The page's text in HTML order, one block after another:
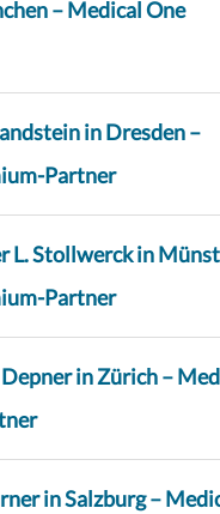
– Medical One
in Dresden –
Partner
L. Stollwerck in
Partner
in Zürich –
in Salzburg –